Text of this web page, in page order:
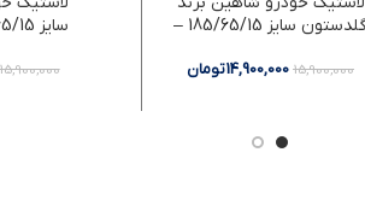
گلدستون سایز 185/65/15 –
15,900,000
14,900,000تومان
سایز 185/65/15 – دو حلقه
15,900,000